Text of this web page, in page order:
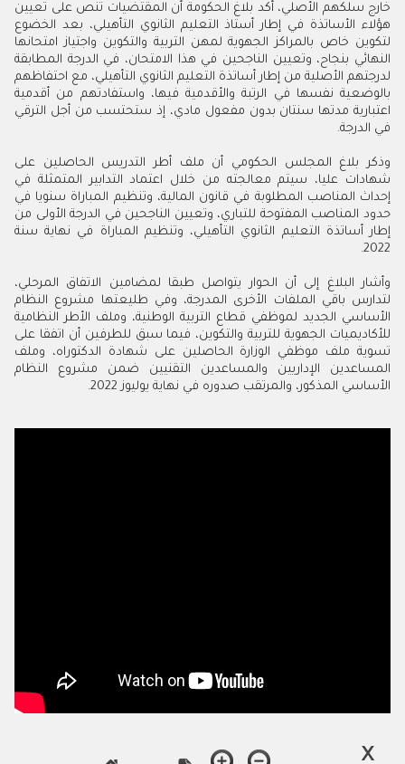
خارج سلكهم الأصلي، أكد بلاغ الحكومة أن المقتضيات تنص على تعيين
هؤلاء الأساتذة في إطار أستاذ التعليم الثانوي التأهيلي، بعد الخضوع
لتكوين خاص بالمراكز الجهوية لمهن التربية والتكوين واجتياز امتحانها
النهائي بنجاح، وتعيين الناجحين في هذا الامتحان، في الدرجة المطابقة
لدرجتهم الأصلية من إطار أساتذة التعليم الثانوي التأهيلي، مع احتفاظهم
بالوضعية نفسها في الرتبة والأقدمية فيها، واستفادتهم من أقدمية
اعتبارية مدتها سنتان بدون مفعول مادي، إذ ستحتسب من أجل الترقي
في الدرجة.
وذكر بلاغ المجلس الحكومي أن ملف أطر التدريس الحاصلين على
شهادات عليا، سيتم معالجته من خلال اعتماد التدابير المتمثلة في
إحداث المناصب المطلوبة في قانون المالية، وتنظيم المباراة سنويا في
حدود المناصب المفتوحة للتباري، وتعيين الناجحين في الدرجة الأولى من
إطار أساتذة التعليم الثانوي التأهيلي، وتنظيم المباراة في نهاية سنة
2022.
وأشار البلاغ إلى أن الحوار يتواصل طبقا لمضامين الاتفاق المرحلي،
لتدارس باقي الملفات الأخرى المدرجة، وفي طليعتها مشروع النظام
الأساسي الجديد لموظفي قطاع التربية الوطنية، وملف الأطر النظامية
للأكاديميات الجهوية للتربية والتكوين، فيما سبق للطرفين أن اتفقا على
تسوية ملف موظفي الوزارة الحاصلين على شهادة الدكتوراه، وملف
المساعدين الإداريين والمساعدين التقنيين ضمن مشروع النظام
الأساسي المذكور، والمرتقب صدوره في نهاية يوليوز 2022.